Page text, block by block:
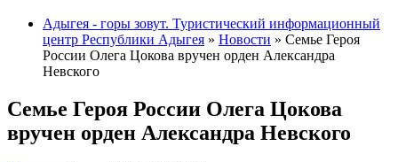
Адыгея - горы зовут. Туристический информационный
центр Республики Адыгея » Новости » Семье Героя
России Олега Цокова вручен орден Александра
Невского
Семье Героя России Олега Цокова
вручен орден Александра Невского